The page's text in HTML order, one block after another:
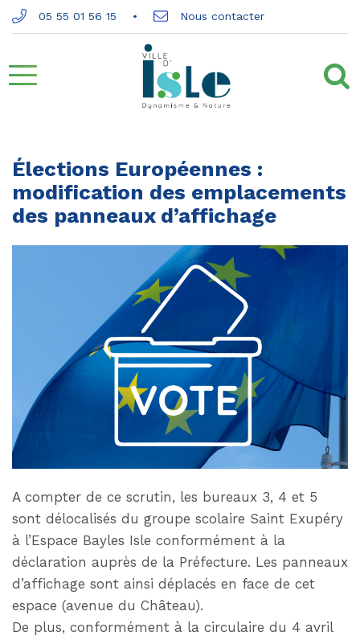
Gestion des traceurs
05 55 01 56 15 Nous contacter
Aller
la
navigation
Élections Européennes :
modification des emplacements
des panneaux d’affichage
A compter de ce scrutin, les bureaux 3, 4 et 5
sont délocalisés du groupe scolaire Saint Exupéry
à l’Espace Bayles Isle conformément à la
déclaration auprès de la Préfecture. Les panneaux
d’affichage sont ainsi déplacés en face de cet
espace (avenue du Château).
De plus, conformément à la circulaire du 4 avril